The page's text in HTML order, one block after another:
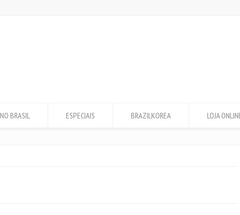
NO BRASIL ESPECIAIS BRAZILKOREA LOJA